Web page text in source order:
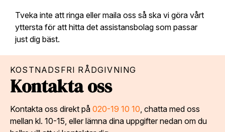
Tveka inte att ringa eller maila oss så ska vi göra vårt
yttersta för att hitta det assistansbolag som passar
just dig bäst.
KOSTNADSFRI RÅDGIVNING
Kontakta oss
Kontakta oss direkt på 020-19 10 10 , chatta med oss
mellan kl. 10-15, eller lämna dina uppgifter nedan om du